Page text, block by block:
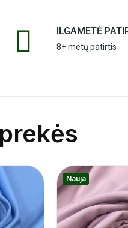
ILGAMETĖ
8+ metų patirtis
Nauja